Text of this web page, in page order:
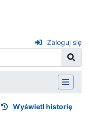
Zaloguj się
Wyświetl historię